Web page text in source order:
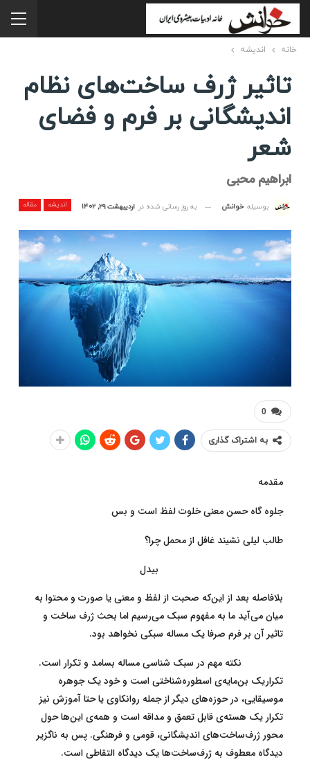
خانه اندیشه
تاثیر ژرف ساخت‌های نظام
اندیشگانی بر فرم و فضای
شعر
ابراهیم محبی
اندیشه مقاله بوسیله خوانش به روز رسانی شده در اردیبهشت ۲۹, ۱۴۰۲
0
به اشتراک گذاری
مقدمه
جلوه گاه حسن معنی خلوت لفظ است و بس
طالب لیلی نشیند غافل از محمل چرا؟
بیدل
بلافاصله بعد از این‌که صحبت از لفظ و معنی یا صورت و محتوا به
میان می‌آید ما به مفهوم سبک می‌رسیم اما بحث ژرف ساخت و
تاثیر آن بر فرم صرفا یک مساله سبکی نخواهد بود.
نکته مهم در سبک شناسی مساله بسامد و تکرار است.
تکراریک بن‌مایه‌ی اسطوره‌شناختی است و خود یک جوهره
موسیقایی‎، در حوزه‌های دیگر از جمله روانکاوی یا حتا آموزش نیز
تکرار یک هسته‌ی قابل تعمق و مداقه است و همه‌ی این‌ها حول
محور ژرف‌ساخت‌های اندیشگانی، قومی و فرهنگی. پس به ناگزیر
دیدگاه معطوف به ژرف‌ساخت‌ها یک دیدگاه التقاطی است.